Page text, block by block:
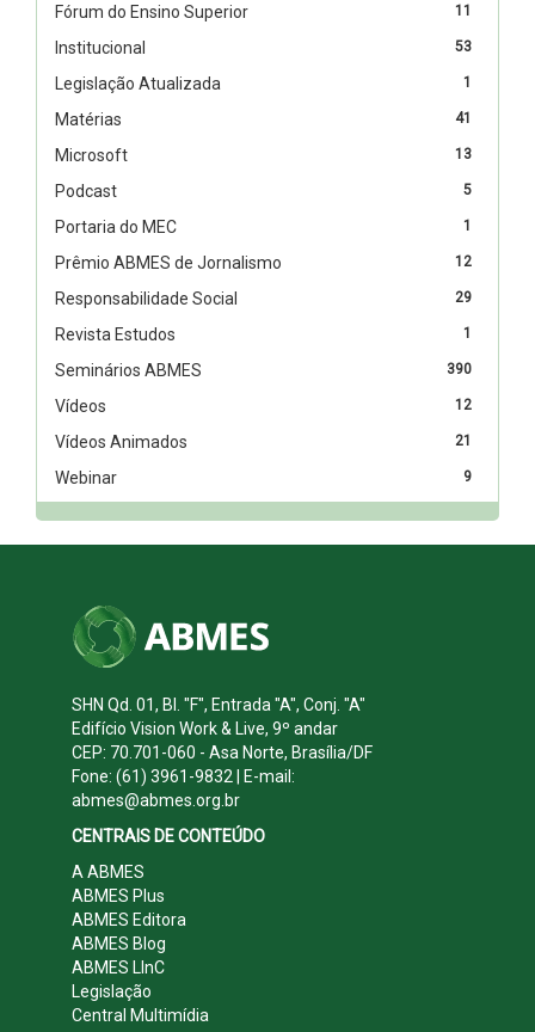
11
Fórum do Ensino Superior
53
Institucional
1
Legislação Atualizada
41
Matérias
13
Microsoft
5
Podcast
1
Portaria do MEC
12
Prêmio ABMES de Jornalismo
29
Responsabilidade Social
1
Revista Estudos
390
Seminários ABMES
12
Vídeos
21
Vídeos Animados
9
Webinar
SHN Qd. 01, Bl. "F", Entrada "A", Conj. "A"
Edifício Vision Work & Live, 9º andar
CEP: 70.701-060 - Asa Norte, Brasília/DF
Fone: (61) 3961-9832 | E-mail:
abmes@abmes.org.br
CENTRAIS DE CONTEÚDO
A ABMES
ABMES Plus
ABMES Editora
ABMES Blog
ABMES LInC
Legislação
Central Multimídia